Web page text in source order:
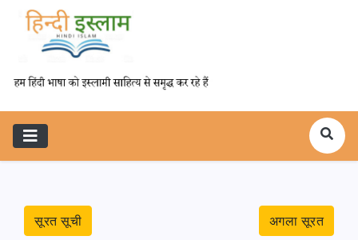
सूरत सूची अगला सूरत